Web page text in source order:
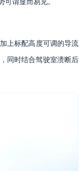
上标配高度可调的导流
同时结合驾驶室溃断后